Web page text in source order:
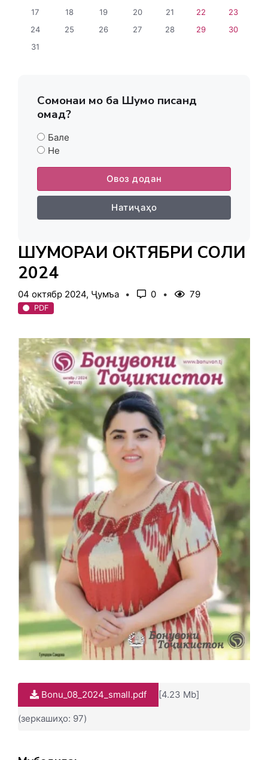
17
18 19 20 21 22
23
24
25 26 27 28 29
30
31
Сомонаи мо ба Шумо писанд
омад?
Бале
Не
Овоз додан
Натиҷаҳо
ШУМОРАИ ОКТЯБРИ СОЛИ
2024
04 октябр 2024, Ҷумъа 0 79
PDF
Bonu_08_2024_small.pdf [4.23 Mb]
(зеркашиҳо: 97)